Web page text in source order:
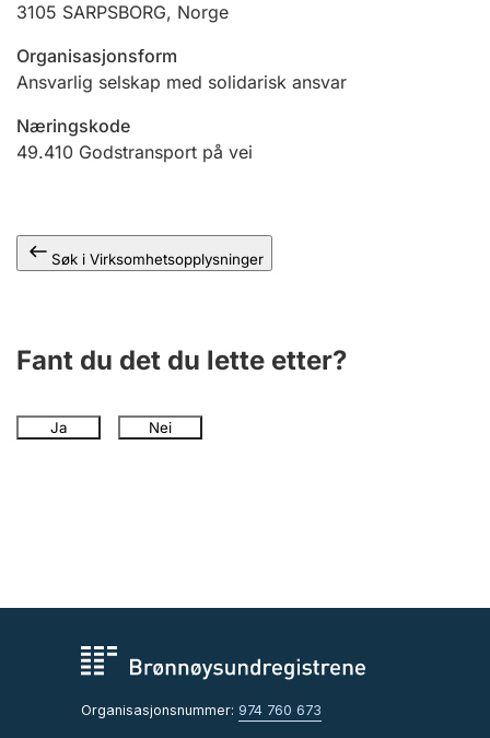
Ektepaktveileder
Offentlig sektor
3105 SARPSBORG, Norge
Organisasjonsform
Ansvarlig selskap med solidarisk ansvar
Næringskode
49.410 Godstransport på vei
Søk i Virksomhetsopplysninger
Fant du det du lette etter?
Ja Nei
Organisasjonsnummer: 974 760 673